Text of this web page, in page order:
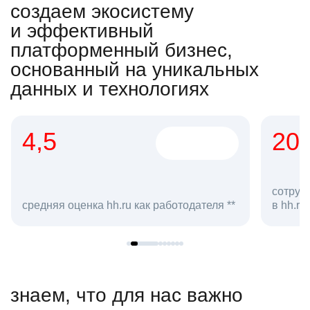
создаем экосистему
и эффективный
платформенный бизнес,
основанный на уникальных
данных и технологиях
4,5
средняя оценка hh.ru как работодателя **
в hh.ru
знаем, что для нас важно